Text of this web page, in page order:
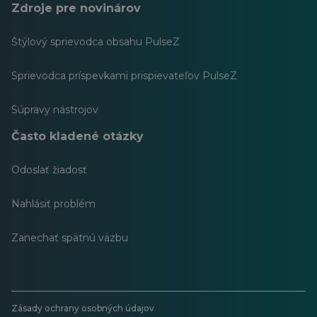
Zdroje pre novinárov
Štýlový sprievodca obsahu PulseZ
Sprievodca príspevkami prispievateľov PulseZ
Súpravy nástrojov
Často kladené otázky
Odoslať žiadosť
Nahlásiť problém
Zanechať spätnú väzbu
Zásady ochrany osobných údajov